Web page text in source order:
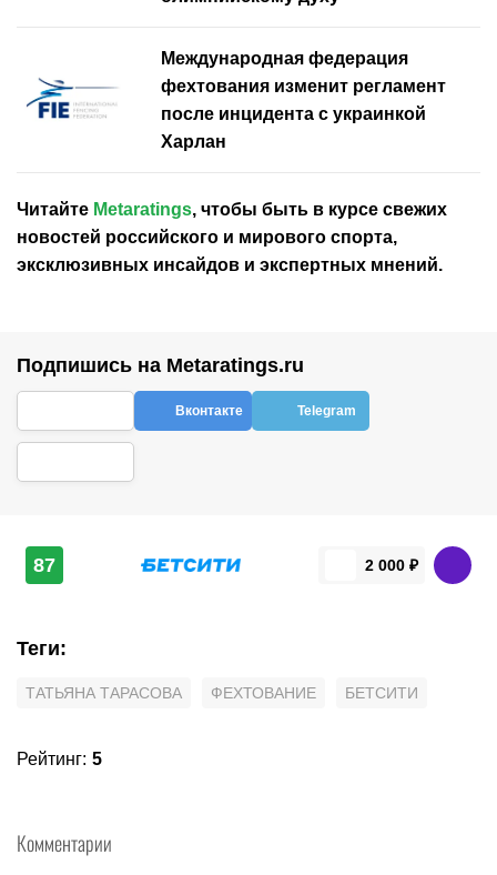
Международная федерация
фехтования изменит регламент
после инцидента с украинкой
Харлан
Читайте Metaratings, чтобы быть в курсе свежих
новостей российского и мирового спорта,
эксклюзивных инсайдов и экспертных мнений.
Подпишись на Metaratings.ru
Вконтакте Telegram
87 2 000 ₽
Теги:
ТАТЬЯНА ТАРАСОВА ФЕХТОВАНИЕ БЕТСИТИ
Рейтинг: 5
Комментарии